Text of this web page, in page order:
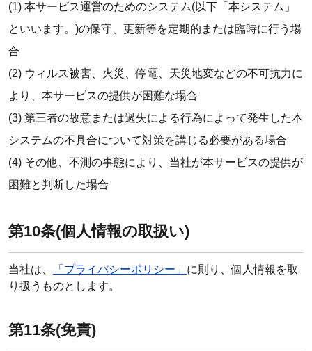
(1) 本サービス運営のためのシステム(以下「本システム」
といいます。)の保守、更新等を定期的または臨時に行う場
合
(2) ウィルス被害、火災、停電、天災地変などの不可抗力に
より、本サービスの提供が困難な場合
(3) 第三者の故意または過失による行為によって発生した本
システムの不具合について対策を講じる必要がある場合
(4) その他、不測の事態により、当社が本サービスの提供が
困難と判断した場合
第10条(個人情報の取扱い)
当社は、 「プライバシーポリシー」 に則り、個人情報を取
り扱うものとします。
第11条(免責)